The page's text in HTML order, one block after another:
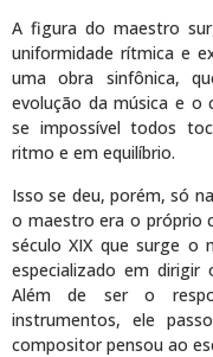
A figura do maestro
uniformidade rítmica e
uma obra sinfônica,
evolução da música e o
se impossível todos
ritmo e em equilíbrio.
Isso se deu, porém, só
o maestro era o próprio
século XIX que surge o
especializado em dirigir
Além de ser o
instrumentos, ele
compositor pensou ao